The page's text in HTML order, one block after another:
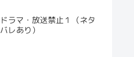
ドラマ・放送禁止１（ネタ
バレあり）